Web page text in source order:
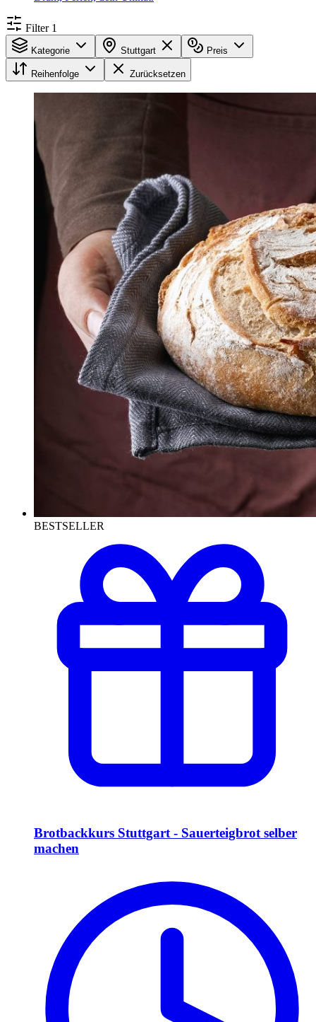
Filter 1
Kategorie Stuttgart Preis
Reihenfolge Zurücksetzen
BESTSELLER
Brotbackkurs Stuttgart - Sauerteigbrot selber
machen